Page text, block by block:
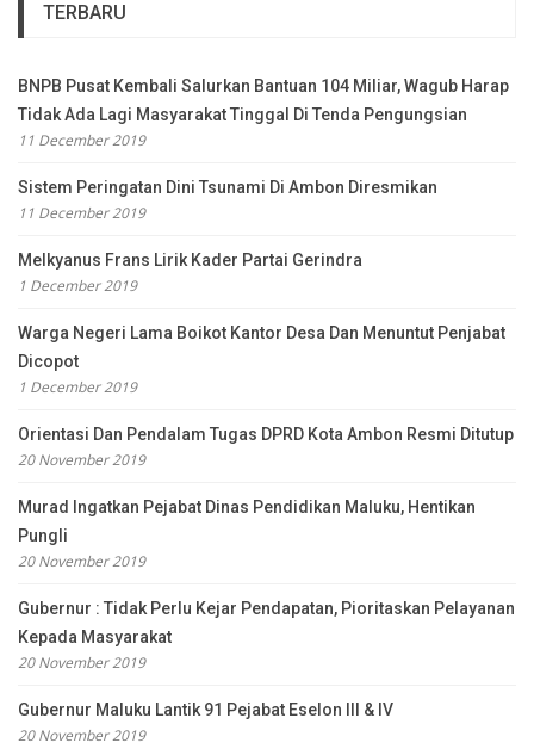
TERBARU
BNPB Pusat Kembali Salurkan Bantuan 104 Miliar, Wagub Harap
Tidak Ada Lagi Masyarakat Tinggal Di Tenda Pengungsian
11 December 2019
Sistem Peringatan Dini Tsunami Di Ambon Diresmikan
11 December 2019
Melkyanus Frans Lirik Kader Partai Gerindra
1 December 2019
Warga Negeri Lama Boikot Kantor Desa Dan Menuntut Penjabat
Dicopot
1 December 2019
Orientasi Dan Pendalam Tugas DPRD Kota Ambon Resmi Ditutup
20 November 2019
Murad Ingatkan Pejabat Dinas Pendidikan Maluku, Hentikan
Pungli
20 November 2019
Gubernur : Tidak Perlu Kejar Pendapatan, Pioritaskan Pelayanan
Kepada Masyarakat
20 November 2019
Gubernur Maluku Lantik 91 Pejabat Eselon III & IV
20 November 2019